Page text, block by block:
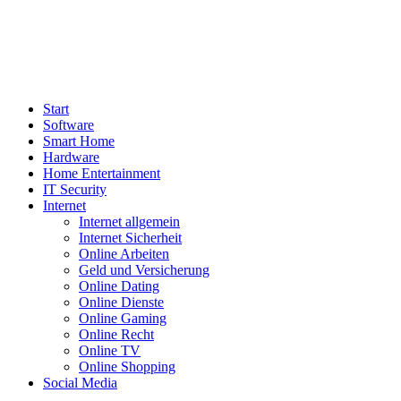
Start
Software
Smart Home
Hardware
Home Entertainment
IT Security
Internet
Internet allgemein
Internet Sicherheit
Online Arbeiten
Geld und Versicherung
Online Dating
Online Dienste
Online Gaming
Online Recht
Online TV
Online Shopping
Social Media